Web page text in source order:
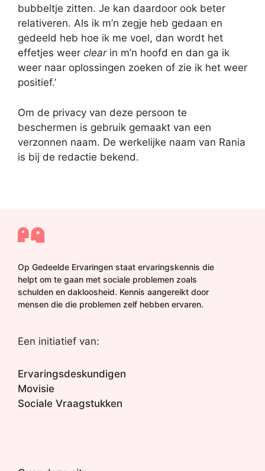
bubbeltje zitten. Je kan daardoor ook beter
relativeren. Als ik m’n zegje heb gedaan en
gedeeld heb hoe ik me voel, dan wordt het
effetjes weer clearin m’n hoofd en dan ga ik
weer naar oplossingen zoeken of zie ik het weer
positief.’
Om de privacy van deze persoon te
beschermen is gebruik gemaakt van een
verzonnen naam. De werkelijke naam van Rania
is bij de redactie bekend.
Op Gedeelde Ervaringen staat ervaringskennis die
helpt om te gaan met sociale problemen zoals
schulden en dakloosheid. Kennis aangereikt door
mensen die die problemen zelf hebben ervaren.
Een initiatief van:
Ervaringsdeskundigen
Movisie
Sociale Vraagstukken